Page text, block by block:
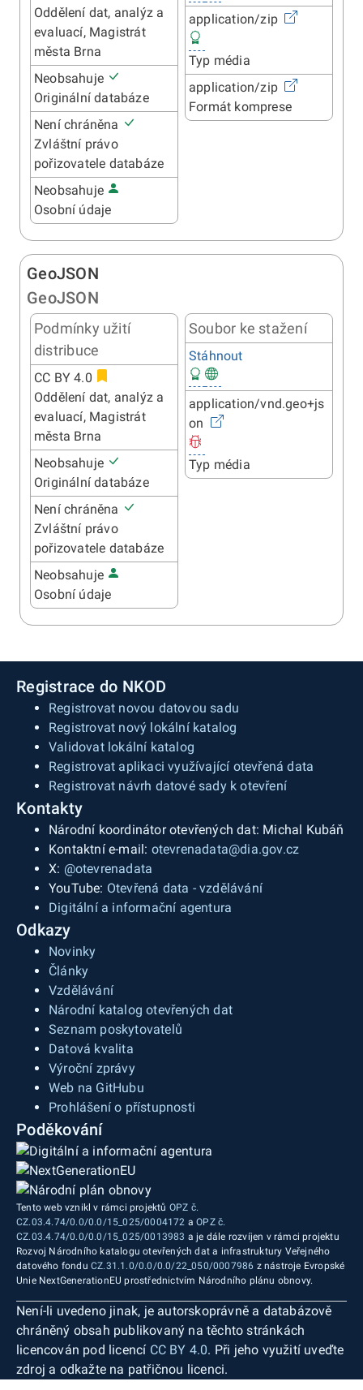
Oddělení dat, analýz a
evaluací, Magistrát
města Brna
Neobsahuje
Originální databáze
Není chráněna
Zvláštní právo
pořizovatele databáze
Neobsahuje
Osobní údaje
application/zip
Typ média
application/zip
Formát komprese
GeoJSON
GeoJSON
Podmínky užití
distribuce
CC BY 4.0
Oddělení dat, analýz a
evaluací, Magistrát
města Brna
Neobsahuje
Originální databáze
Není chráněna
Zvláštní právo
pořizovatele databáze
Neobsahuje
Osobní údaje
Soubor ke stažení
Stáhnout
application/vnd.geo+js
on
Typ média
Registrace do NKOD
Registrovat novou datovou sadu
Registrovat nový lokální katalog
Validovat lokální katalog
Registrovat aplikaci využívající otevřená data
Registrovat návrh datové sady k otevření
Kontakty
Národní koordinátor otevřených dat: Michal Kubáň
Kontaktní e-mail: otevrenadata@dia.gov.cz
X: @otevrenadata
YouTube: Otevřená data - vzdělávání
Digitální a informační agentura
Odkazy
Novinky
Články
Vzdělávání
Národní katalog otevřených dat
Seznam poskytovatelů
Datová kvalita
Výroční zprávy
Web na GitHubu
Prohlášení o přístupnosti
Poděkování
Tento web vznikl v rámci projektů OPZ č.
CZ.03.4.74/0.0/0.0/15_025/0004172 aOPZ č.
CZ.03.4.74/0.0/0.0/15_025/0013983 a je dále rozvíjen v rámci projektu
Rozvoj Národního katalogu otevřených dat a infrastruktury Veřejného
datového fondu CZ.31.1.0/0.0/0.0/22_050/0007986 z nástroje Evropské
Unie NextGenerationEU prostřednictvím Národního plánu obnovy.
Není-li uvedeno jinak, je autorskoprávně a databázově
chráněný obsah publikovaný na těchto stránkách
licencován pod licencí CC BY 4.0. Při jeho využití uveďte
zdroj a odkažte na patřičnou licenci.